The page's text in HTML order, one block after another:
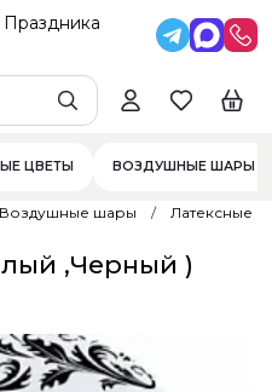
ЦВЕТЫ ВОЗДУШНЫЕ ШАРЫ
Воздушные шары Латексные
,Черный )